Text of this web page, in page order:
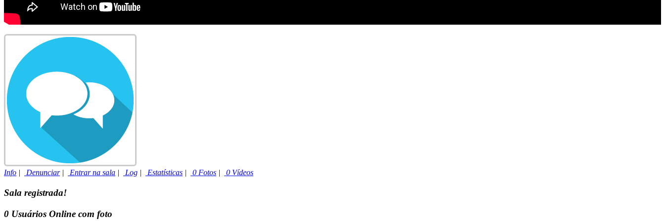
Info | Denunciar| Entrar na sala | Log | Estatísticas | 0 Fotos | 0 Vídeos
Sala registrada!
0 Usuários Online com foto